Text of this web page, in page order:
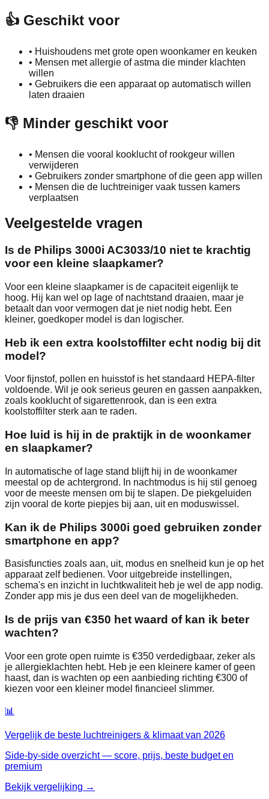
👍 Geschikt voor
• Huishoudens met grote open woonkamer en keuken
• Mensen met allergie of astma die minder klachten
willen
• Gebruikers die een apparaat op automatisch willen
laten draaien
👎 Minder geschikt voor
• Mensen die vooral kooklucht of rookgeur willen
verwijderen
• Gebruikers zonder smartphone of die geen app willen
• Mensen die de luchtreiniger vaak tussen kamers
verplaatsen
Veelgestelde vragen
Is de Philips 3000i AC3033/10 niet te krachtig
voor een kleine slaapkamer?
Voor een kleine slaapkamer is de capaciteit eigenlijk te
hoog. Hij kan wel op lage of nachtstand draaien, maar je
betaalt dan voor vermogen dat je niet nodig hebt. Een
kleiner, goedkoper model is dan logischer.
Heb ik een extra koolstoffilter echt nodig bij dit
model?
Voor fijnstof, pollen en huisstof is het standaard HEPA-filter
voldoende. Wil je ook serieus geuren en gassen aanpakken,
zoals kooklucht of sigarettenrook, dan is een extra
koolstoffilter sterk aan te raden.
Hoe luid is hij in de praktijk in de woonkamer
en slaapkamer?
In automatische of lage stand blijft hij in de woonkamer
meestal op de achtergrond. In nachtmodus is hij stil genoeg
voor de meeste mensen om bij te slapen. De piekgeluiden
zijn vooral de korte piepjes bij aan, uit en moduswissel.
Kan ik de Philips 3000i goed gebruiken zonder
smartphone en app?
Basisfuncties zoals aan, uit, modus en snelheid kun je op het
apparaat zelf bedienen. Voor uitgebreide instellingen,
schema's en inzicht in luchtkwaliteit heb je wel de app nodig.
Zonder app mis je dus een deel van de mogelijkheden.
Is de prijs van €350 het waard of kan ik beter
wachten?
Voor een grote open ruimte is €350 verdedigbaar, zeker als
je allergieklachten hebt. Heb je een kleinere kamer of geen
haast, dan is wachten op een aanbieding richting €300 of
kiezen voor een kleiner model financieel slimmer.
📊
Vergelijk de beste luchtreinigers & klimaatvan 2026
Side-by-side overzicht — score, prijs, beste budget en
premium
Bekijk vergelijking →